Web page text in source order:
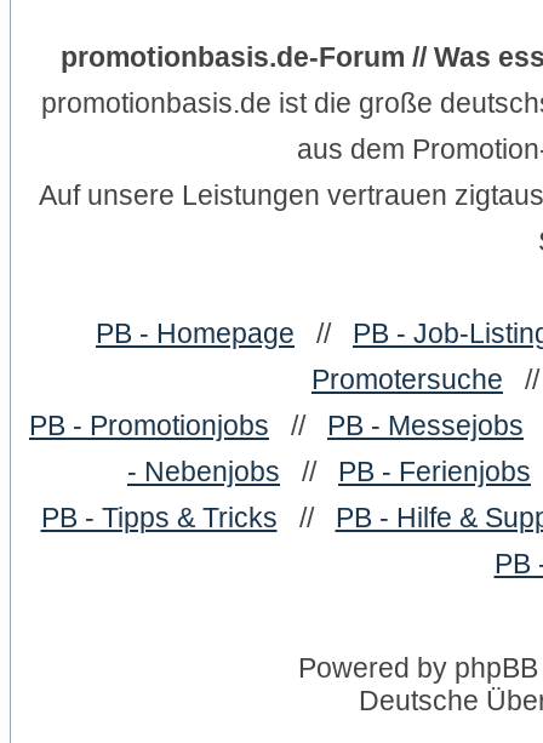
promotionbasis.de-Forum // Was
promotionbasis.de ist die große
aus dem
Auf unsere Leistungen vertrauen
PB - Homepage // PB - Job-
Promotersuche
PB - Promotionjobs // PB - Messejobs
- Nebenjobs // PB - Ferienjobs
PB - Tipps & Tricks // PB - Hilfe &
PB
Powered by phpBB
Deutsche